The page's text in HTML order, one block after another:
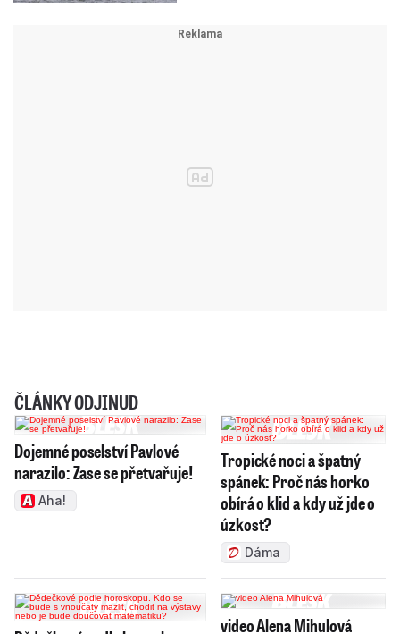
ČLÁNKY ODJINUD
Dojemné poselství Pavlové
narazilo: Zase se přetvařuje!
Aha!
Tropické noci a špatný
spánek: Proč nás horko
obírá o klid a kdy už jde o
úzkost?
Dáma
video Alena Mihulová